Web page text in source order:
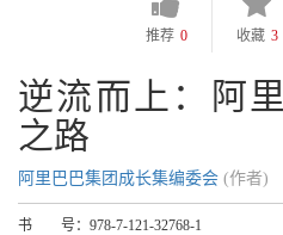
推荐 0 收藏 3
逆流而上：阿
之路
阿里巴巴集团成长集编委会 (作者)
书 号： 978-7-121-32768-1